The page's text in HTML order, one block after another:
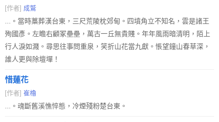
[作者] 成鷲
...。當時藁葬漢台東，三尺荒陵枕郊甸。四墳角立不知名，雲是諸王
殉國彥。左瞻右顧冢壘壘，萬古一丘無貴賤。年年風雨暗清明，陌上
行人淚如濺。尋思往事問重泉，笑折山花當九獻。悵望鐘山春草深，
誰人更與除壇墠！
惜蓮花
[作者] 崔櫓
...。魂斷舊溪憔悴態，冷煙殘粉楚台東。